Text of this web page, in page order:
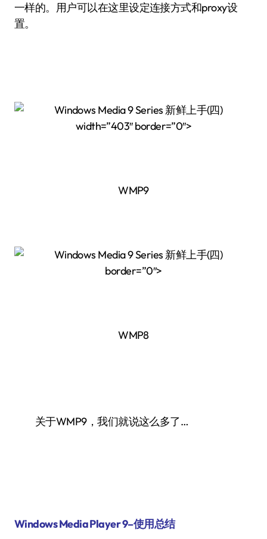
一样的。用户可以在这里设定连接方式和proxy设
置。
width=”403″ border=”0″>
WMP9
border=”0″>
WMP8
关于WMP9，我们就说这么多了…
Windows Media Player 9–使用总结